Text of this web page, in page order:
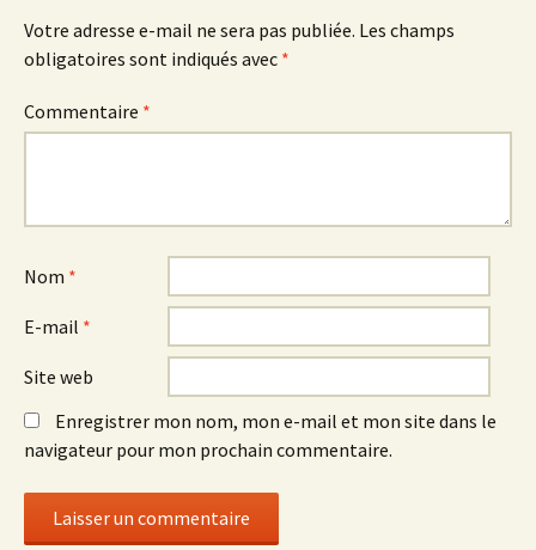
Votre adresse e-mail ne sera pas publiée. Les champs
obligatoires sont indiqués avec *
Commentaire *
Nom *
E-mail *
Site web
Enregistrer mon nom, mon e-mail et mon site dans le
navigateur pour mon prochain commentaire.